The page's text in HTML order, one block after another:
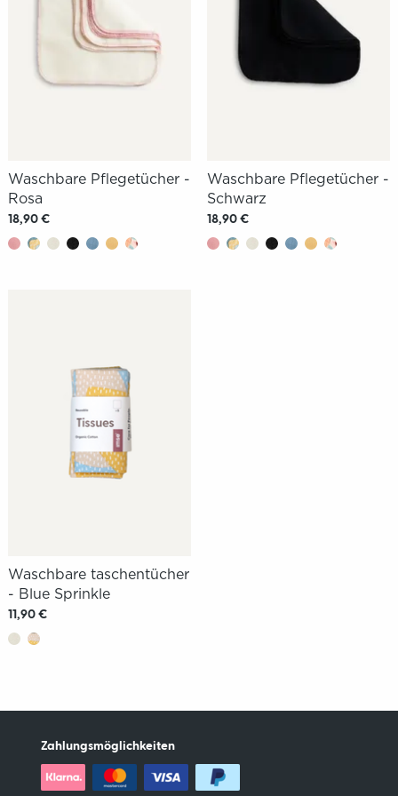
Waschbare Pflegetücher -
Rosa
18,90 €
Waschbare Pflegetücher -
Schwarz
18,90 €
Waschbare taschentücher
- Blue Sprinkle
11,90 €
Zahlungsmöglichkeiten